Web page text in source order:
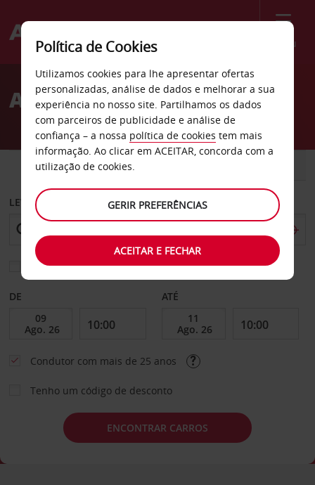
Menu
Welcome
AvisAluguer de carros Le Port
CARRO
LEVANTAR EM
Escolher uma estação de devolução diferente
DE ATÉ
Condutor com mais de 25 anos
Tenho um código de desconto
ENCONTRAR CARROS
Política de Cookies
Utilizamos cookies para lhe apresentar ofertas
personalizadas, análise de dados e melhorar a sua
experiência no nosso site. Partilhamos os dados
com parceiros de publicidade e análise de
confiança – a nossa política de cookies tem mais
informação. Ao clicar em ACEITAR, concorda com a
utilização de cookies.
GERIR PREFERÊNCIAS
ACEITAR E FECHAR